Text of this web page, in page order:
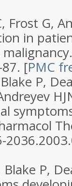
Frost G,
in
[PMC
P,
P,